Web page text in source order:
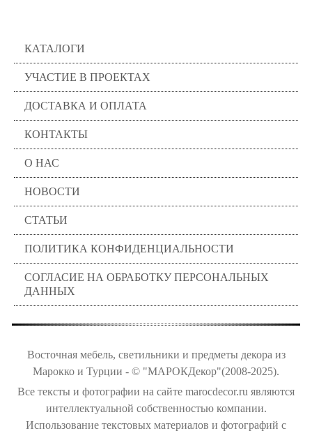
КАТАЛОГИ
УЧАСТИЕ В ПРОЕКТАХ
ДОСТАВКА И ОПЛАТА
КОНТАКТЫ
О НАС
НОВОСТИ
СТАТЬИ
ПОЛИТИКА КОНФИДЕНЦИАЛЬНОСТИ
СОГЛАСИЕ НА ОБРАБОТКУ ПЕРСОНАЛЬНЫХ
ДАННЫХ
Восточная мебель, светильники и предметы декора из
Марокко и Турции - © "МАРОКДекор"(2008-2025).
Все тексты и фотографии на сайте marocdecor.ru являются
интеллектуальной собственностью компании.
Использование текстовых материалов и фотографий с